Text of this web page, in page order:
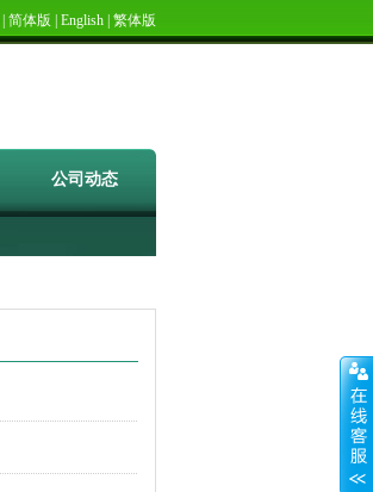
简体版 English 繁体版
公司动态